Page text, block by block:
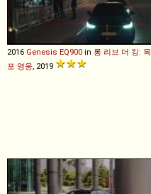
2016 Genesis EQ900 in 롱 리브 더 킹: 목
포 영웅, 2019